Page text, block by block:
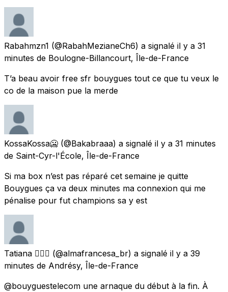
Rabahmzn1 (@RabahMezianeCh6) a signalé il y a 31
minutes de Boulogne-Billancourt, Île-de-France
T’a beau avoir free sfr bouygues tout ce que tu veux le
co de la maison pue la merde
KossaKossa🥶 (@Bakabraaa) a signalé il y a 31 minutes
de Saint-Cyr-l'École, Île-de-France
Si ma box n’est pas réparé cet semaine je quitte
Bouygues ça va deux minutes ma connexion qui me
pénalise pour fut champions sa y est
Tatiana 🧜🏼‍♀️ (@almafrancesa_br) a signalé il y a 39
minutes de Andrésy, Île-de-France
@bouyguestelecom une arnaque du début à la fin. À